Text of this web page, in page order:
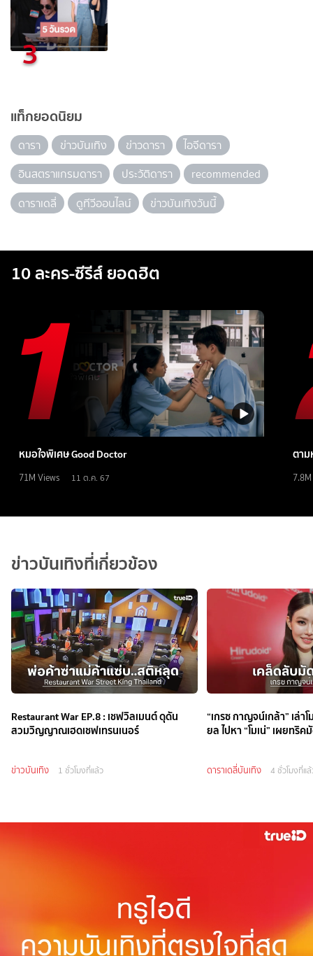
3
แท็กยอดนิยม
ดารา ข่าวบันเทิง ข่าวดารา
ไอจีดารา
อินสตราแกรมดารา
ประวัติดารา
recommended
ดาราเดลี่
ดูทีวีออนไลน์ ข่าวบันเทิงวันนี้
10 ละคร-ซีรีส์ ยอดฮิต
หมอใจพิเศษ Good Doctor
71M Views 11 ต.ค. 67
ตาม
7.8M
ข่าวบันเทิงที่เกี่ยวข้อง
Restaurant War EP.8 : เชฟวิลเมนต์ ดุดัน
สวมวิญญาณเฮดเชฟเทรนเนอร์
ข่าวบันเทิง 1 ชั่วโมงที่แล้ว
“เกรซ กาญจน์เกล้า” เล่า
ยล ไปหา “โมเน่” เผยทริค
ดาราเดลี่บันเทิง 4 ชั่วโมงที่แ